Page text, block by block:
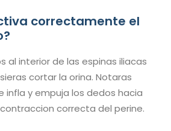
correctamente el
al interior de las espinas iliacas
cortar la orina. Notaras
infla y empuja los dedos hacia
correcta del perine.